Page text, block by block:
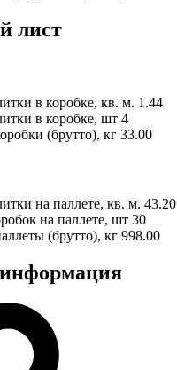
лист
в коробке, кв. м. 1.44
в коробке, шт 4
(брутто), кг 33.00
на паллете, кв. м. 43.20
на паллете, шт 30
(брутто), кг 998.00